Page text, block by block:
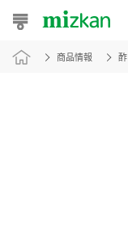
おうちレシピ
商品情報 酢